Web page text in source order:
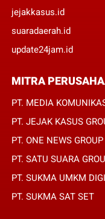
jejakkasus.id
suaradaerah.id
update24jam.id
MITRA
PT. MEDIA
PT. JEJAK KASUS
PT. ONE NEWS GROUP
PT. SATU SUARA
PT. SUKMA UMKM
PT. SUKMA SAT SET